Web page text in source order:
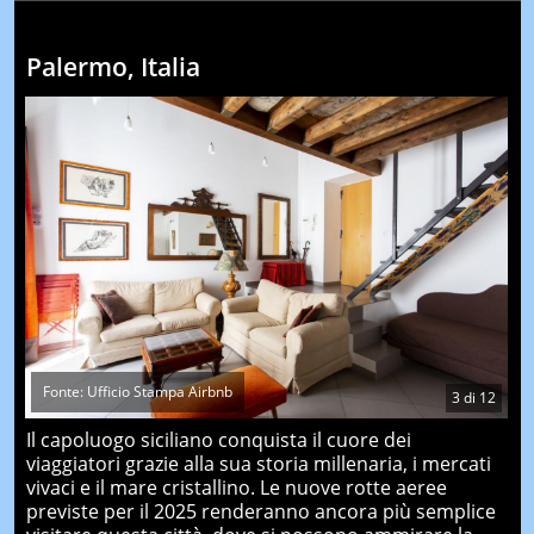
Palermo, Italia
3di 12
Fonte: Ufficio Stampa Airbnb
Il capoluogo siciliano conquista il cuore dei
viaggiatori grazie alla sua storia millenaria, i mercati
vivaci e il mare cristallino. Le nuove rotte aeree
previste per il 2025 renderanno ancora più semplice